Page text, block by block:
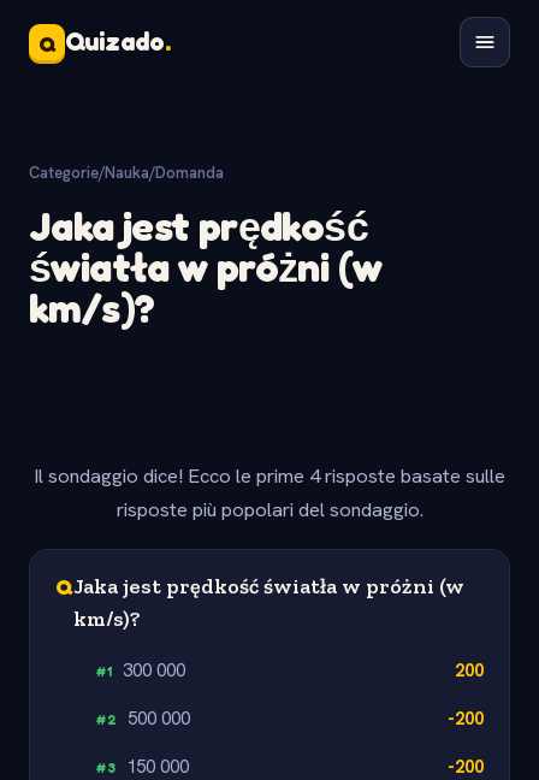
Q Quizado.
Categorie/Nauka/Domanda
Jaka jest prędkość
światła w próżni (w
km/s)?
Il sondaggio dice! Ecco le prime 4 risposte basate sulle
risposte più popolari del sondaggio.
QJaka jest prędkość światła w próżni (w
km/s)?
#1 300 000 200
#2 500 000 -200
#3 150 000 -200